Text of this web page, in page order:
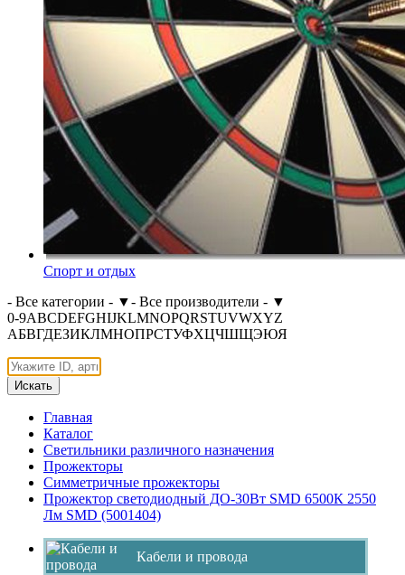
Спорт и отдых
- Все категории - ▼- Все производители - ▼
0-9ABCDEFGHIJKLMNOPQRSTUVWXYZ
АБВГДЕЗИКЛМНОПРСТУФХЦЧШЩЭЮЯ
Искать
Главная
Каталог
Светильники различного назначения
Прожекторы
Симметричные прожекторы
Прожектор светодиодный ДО-30Вт SMD 6500К 2550
Лм SMD (5001404)
Кабели и провода